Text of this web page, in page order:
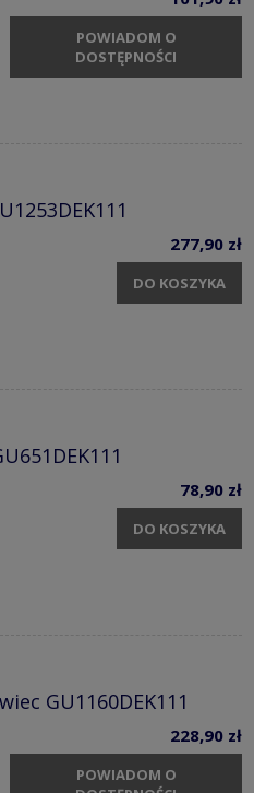
POWIADOM O
DOSTĘPNOŚCI
277,90 zł
DO KOSZYKA
78,90 zł
DO KOSZYKA
GU1160DEK111
228,90 zł
POWIADOM O